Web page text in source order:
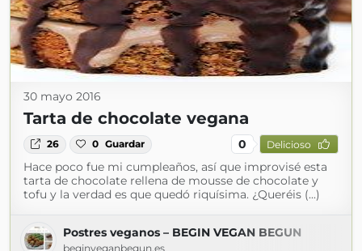
30 mayo 2016
Tarta de chocolate vegana
26 0 Guardar 0 Delicioso
Hace poco fue mi cumpleaños, así que improvisé esta
tarta de chocolate rellena de mousse de chocolate y
tofu y la verdad es que quedó riquísima. ¿Queréis (...)
Postres veganos – BEGIN VEGAN BEGUN
beginveganbegun.es